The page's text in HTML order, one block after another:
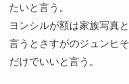
たいと言う。
ヨンシルが額は家族写真
言うとさすがのジュンヒ
だけでいいと言う。